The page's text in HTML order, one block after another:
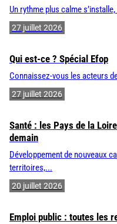
Un rythme plus calme
27 juillet 2026
Qui est-ce ? Spécial Efop
Connaissez-vous les acteurs
27 juillet 2026
Santé : les Pays de la
demain
Développement de nouveaux
territoires,...
20 juillet 2026
Emploi public : toutes les